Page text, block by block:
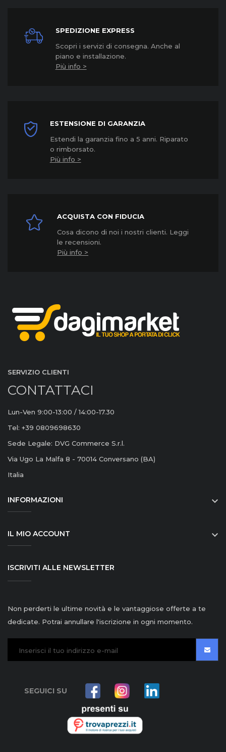
SPEDIZIONE EXPRESS
Scopri i servizi di consegna. Anche al
piano e installazione.
Più info >
ESTENSIONE DI GARANZIA
Estendi la garanzia fino a 5 anni. Riparato
o rimborsato.
Più info >
ACQUISTA CON FIDUCIA
Cosa dicono di noi i nostri clienti. Leggi
le recensioni.
Più info >
SERVIZIO CLIENTI
CONTATTACI
Lun-Ven 9:00-13:00 / 14:00-17.30
Tel: +39 0809698630
Sede Legale: DVG Commerce S.r.l.
Via Ugo La Malfa 8 - 70014 Conversano (BA)
Italia
INFORMAZIONI 
IL MIO ACCOUNT 
ISCRIVITI ALLE NEWSLETTER
Non perderti le ultime novità e le vantaggiose offerte a te
dedicate. Potrai annullare l'iscrizione in ogni momento.
SEGUICI SU